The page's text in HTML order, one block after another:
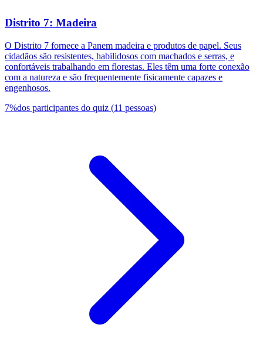
Distrito 7: Madeira
O Distrito 7 fornece a Panem madeira e produtos de papel. Seus
cidadãos são resistentes, habilidosos com machados e serras, e
confortáveis trabalhando em florestas. Eles têm uma forte conexão
com a natureza e são frequentemente fisicamente capazes e
engenhosos.
7%dos participantes do quiz (11 pessoas)